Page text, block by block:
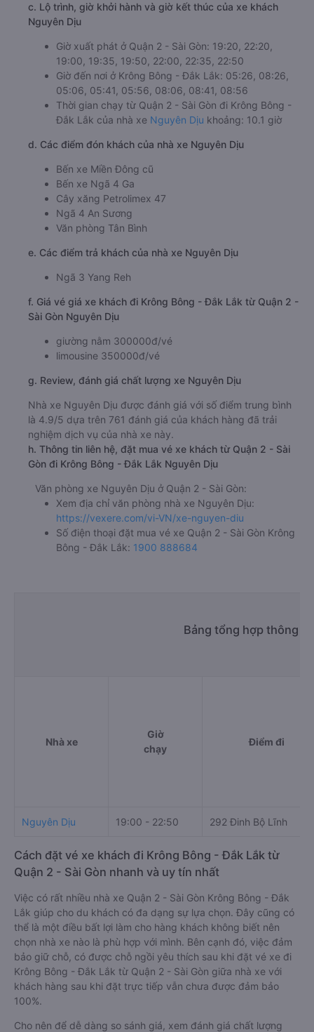
c. Lộ trình, giờ khởi hành và giờ kết thúc của xe khách
Nguyên Dịu
Giờ xuất phát ở Quận 2 - Sài Gòn: 19:20, 22:20,
19:00, 19:35, 19:50, 22:00, 22:35, 22:50
Giờ đến nơi ở Krông Bông - Đắk Lắk: 05:26, 08:26,
05:06, 05:41, 05:56, 08:06, 08:41, 08:56
Thời gian chạy từ Quận 2 - Sài Gòn đi Krông Bông -
Đắk Lắk của nhà xe Nguyên Dịu khoảng: 10.1 giờ
d. Các điểm đón khách của nhà xe Nguyên Dịu
Bến xe Miền Đông cũ
Bến xe Ngã 4 Ga
Cây xăng Petrolimex 47
Ngã 4 An Sương
Văn phòng Tân Bình
e. Các điểm trả khách của nhà xe Nguyên Dịu
Ngã 3 Yang Reh
f. Giá vé giá xe khách đi Krông Bông - Đắk Lắk từ Quận 2 -
Sài Gòn Nguyên Dịu
giường nằm 300000đ/vé
limousine 350000đ/vé
g. Review, đánh giá chất lượng xe Nguyên Dịu
Nhà xe Nguyên Dịu được đánh giá với số điểm trung bình
là 4.9/5 dựa trên 761 đánh giá của khách hàng đã trải
nghiệm dịch vụ của nhà xe này.
h. Thông tin liên hệ, đặt mua vé xe khách từ Quận 2 - Sài
Gòn đi Krông Bông - Đắk Lắk Nguyên Dịu
Văn phòng xe Nguyên Dịu ở Quận 2 - Sài Gòn:
Xem địa chỉ văn phòng nhà xe Nguyên Dịu:
https://vexere.com/vi-VN/xe-nguyen-diu
Số điện thoại đặt mua vé xe Quận 2 - Sài Gòn Krông
Bông - Đắk Lắk: 1900 888684
Bảng tổng hợp thông
Nhà xe
Giờ
chạy
Điểm đi
Nguyên Dịu 19:00 - 22:50 292 Đinh Bộ Lĩnh
Cách đặt vé xe khách đi Krông Bông - Đắk Lắk từ
Quận 2 - Sài Gòn nhanh và uy tín nhất
Việc có rất nhiều nhà xe Quận 2 - Sài Gòn Krông Bông - Đắk
Lắk giúp cho du khách có đa dạng sự lựa chọn. Đây cũng có
thể là một điều bất lợi làm cho hàng khách không biết nên
chọn nhà xe nào là phù hợp với mình. Bên cạnh đó, việc đảm
bảo giữ chỗ, có được chỗ ngồi yêu thích sau khi đặt vé xe đi
Krông Bông - Đắk Lắk từ Quận 2 - Sài Gòn giữa nhà xe với
khách hàng sau khi đặt trực tiếp vẫn chưa được đảm bảo
100%.
Cho nên để dễ dàng so sánh giá, xem đánh giá chất lượng